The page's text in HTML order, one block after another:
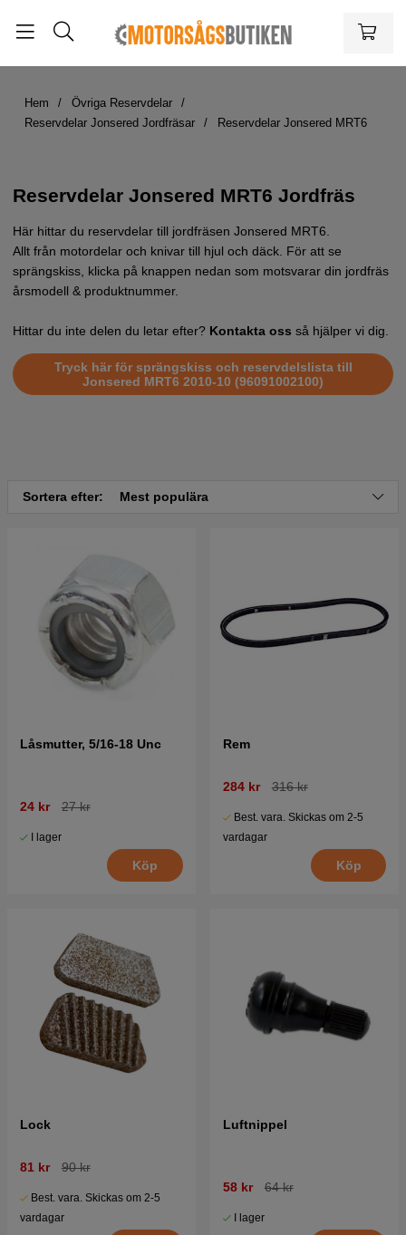
Hem
Övriga Reservdelar
Reservdelar Jonsered Jordfräsar
Reservdelar Jonsered MRT6
Reservdelar Jonsered MRT6 Jordfräs
Här hittar du reservdelar till jordfräsen Jonsered MRT6.
Allt från motordelar och knivar till hjul och däck. För att se
sprängskiss, klicka på knappen nedan som motsvarar din jordfräs
årsmodell & produktnummer.
Hittar du inte delen du letar efter? Kontakta oss så hjälper vi dig.
Tryck här för sprängskiss och reservdelslista till
Jonsered MRT6 2010-10 (96091002100)
Sortera efter: Mest populära
Låsmutter, 5/16-18 Unc
24 kr 27 kr
I lager
Köp
Rem
284 kr 316 kr
Best. vara. Skickas om 2-5
vardagar
Köp
Lock
81 kr 90 kr
Best. vara. Skickas om 2-5
vardagar
Luftnippel
58 kr 64 kr
I lager